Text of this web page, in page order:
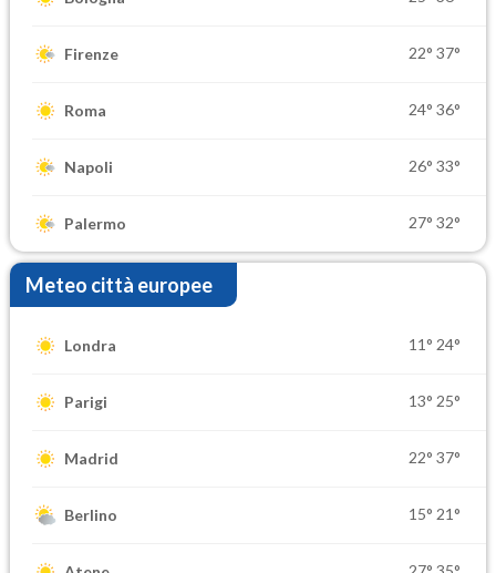
Firenze 22° 37°
Roma 24° 36°
Napoli 26° 33°
Palermo 27° 32°
Meteo città europee
Londra 11° 24°
Parigi 13° 25°
Madrid 22° 37°
Berlino 15° 21°